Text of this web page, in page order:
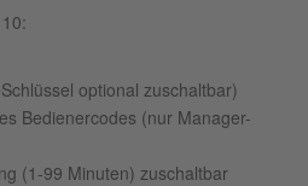
optional zuschaltbar)
Bedienercodes (nur Manager-
(1-99 Minuten) zuschaltbar